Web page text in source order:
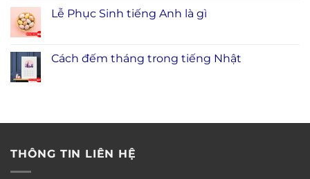
Lễ Phục Sinh tiếng Anh là gì
Cách đếm tháng trong tiếng Nhật
THÔNG TIN LIÊN HỆ